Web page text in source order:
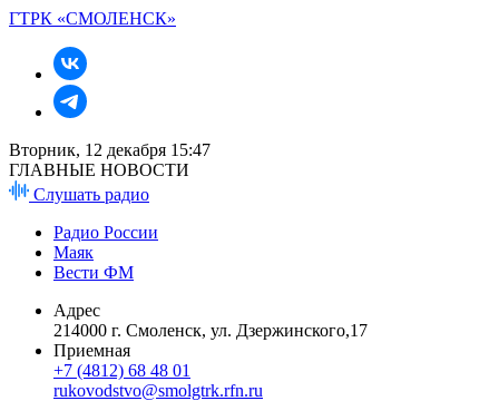
ГТРК «СМОЛЕНСК»
Вторник, 12 декабря 15:47
ГЛАВНЫЕ НОВОСТИ
Слушать радио
Радио России
Маяк
Вести ФМ
Адрес
214000 г. Смоленск, ул. Дзержинского,17
Приемная
+7 (4812) 68 48 01
rukovodstvo@smolgtrk.rfn.ru